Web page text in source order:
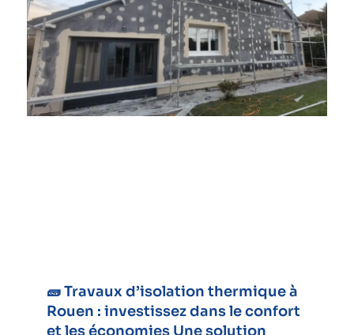
🧱 Travaux d’isolation thermique à
Rouen : investissez dans le confort
et les économies Une solution